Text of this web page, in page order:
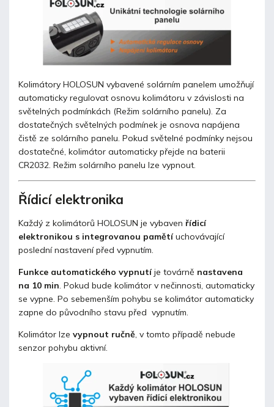
Kolimátory HOLOSUN vybavené solárním panelem umožňují
automaticky regulovat osnovu kolimátoru v závislosti na
světelných podmínkách (Režim solárního panelu). Za
dostatečných světelných podmínek je osnova napájena
čistě ze solárního panelu. Pokud světelné podmínky nejsou
dostatečné, kolimátor automaticky přejde na baterii
CR2032. Režim solárního panelu lze vypnout.
Řídicí elektronika
Každý z kolimátorů HOLOSUN je vybaven řídicí
elektronikou s integrovanou pamětíuchovávající
poslední nastavení před vypnutím.
Funkce automatického vypnutíje továrně nastavena
na 10 min. Pokud bude kolimátor v nečinnosti, automaticky
se vypne. Po sebemenším pohybu se kolimátor automaticky
zapne do původního stavu před vypnutím.
Kolimátor lze vypnout ručně, v tomto případě nebude
senzor pohybu aktivní.